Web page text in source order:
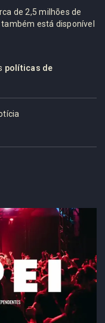
de 2,5 milhões de
está disponível
políticas de